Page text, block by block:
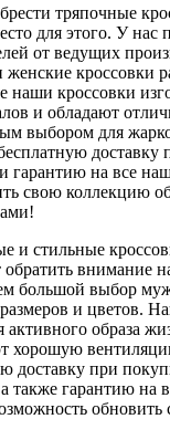
тряпочные
для этого. У нас
от ведущих
женские кроссовки
наши кроссовки
и обладают
выбором для
доставку
гарантию на все
свою коллекцию
и стильные
обратить внимание
большой выбор
и цветов.
активного образа
хорошую
доставку при
также гарантию на